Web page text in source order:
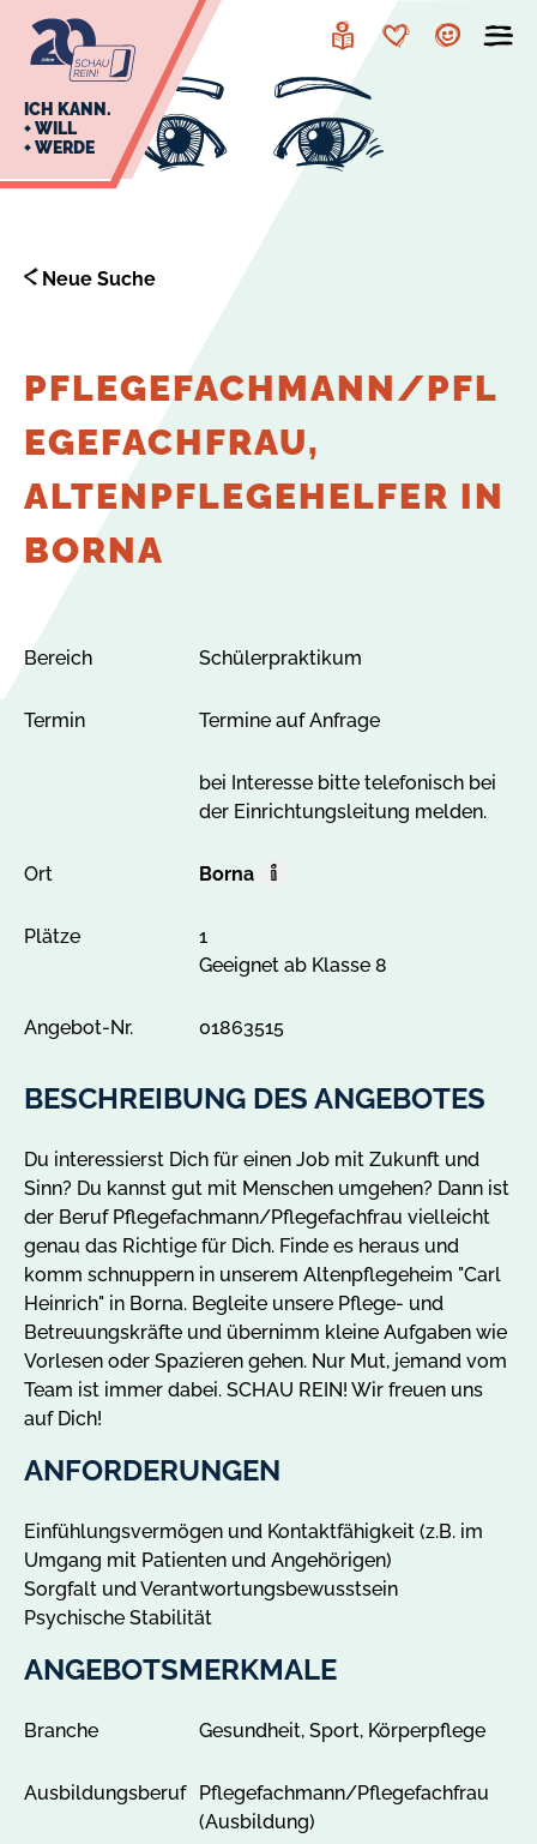
Navigation
Inhalt
Leichte
MerkzettelAccount
ICH KANN.
+ WILL
+ WERDE
Neue Suche
PFLEGEFACHMANN/PFL
EGEFACHFRAU,
ALTENPFLEGEHELFER IN
BORNA
Bereich Schülerpraktikum
Termin Termine auf Anfrage
bei Interesse bitte telefonisch bei
der Einrichtungsleitung melden.
Ort Borna
A
A
n
e
b
o
t
e
i
n
B
o
n
z
e
g
Plätze
1
Geeignet ab Klasse 8
Angebot-Nr. 01863515
BESCHREIBUNG DES ANGEBOTES
Du interessierst Dich für einen Job mit Zukunft und
Sinn? Du kannst gut mit Menschen umgehen? Dann ist
der Beruf Pflegefachmann/Pflegefachfrau vielleicht
genau das Richtige für Dich. Finde es heraus und
komm schnuppern in unserem Altenpflegeheim "Carl
Heinrich" in Borna. Begleite unsere Pflege- und
Betreuungskräfte und übernimm kleine Aufgaben wie
Vorlesen oder Spazieren gehen. Nur Mut, jemand vom
Team ist immer dabei. SCHAU REIN! Wir freuen uns
auf Dich!
ANFORDERUNGEN
Einfühlungsvermögen und Kontaktfähigkeit (z.B. im
Umgang mit Patienten und Angehörigen)
Sorgfalt und Verantwortungsbewusstsein
Psychische Stabilität
ANGEBOTSMERKMALE
Branche Gesundheit, Sport, Körperpflege
Ausbildungsberuf
Pflegefachmann/Pflegefachfrau
(Ausbildung)